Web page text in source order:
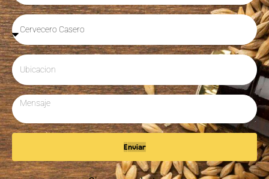
Enviar